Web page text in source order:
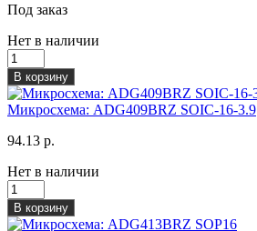
Под заказ
Нет в наличии
В корзину
Микросхема: ADG409BRZ SOIC-16-3.9
94.13 р.
Нет в наличии
В корзину